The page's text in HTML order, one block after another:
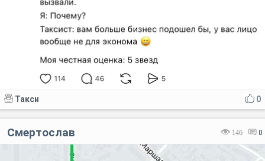
0
Такси
146 0
Смертослав